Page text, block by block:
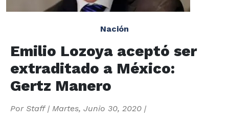
Nación
Emilio Lozoya aceptó ser
extraditado a México:
Gertz Manero
Por Staff| Martes, Junio 30, 2020 |